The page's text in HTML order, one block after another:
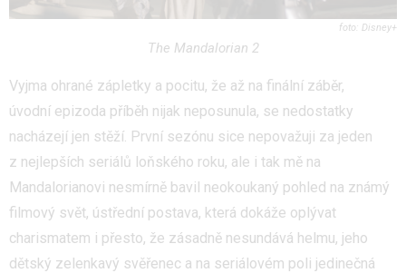
Disney+
The Mandalorian 2
Vyjma ohrané zápletky a pocitu, že až na finální záběr,
úvodní epizoda příběh nijak neposunula, se nedostatky
nacházejí jen stěží. První sezónu sice nepovažuji za jeden
z nejlepších seriálů loňského roku, ale i tak mě na
Mandalorianovi nesmírně bavil neokoukaný pohled na známý
filmový svět, ústřední postava, která dokáže oplývat
charismatem i přesto, že zásadně nesundává helmu, jeho
dětský zelenkavý svěřenec a na seriálovém poli jedinečná